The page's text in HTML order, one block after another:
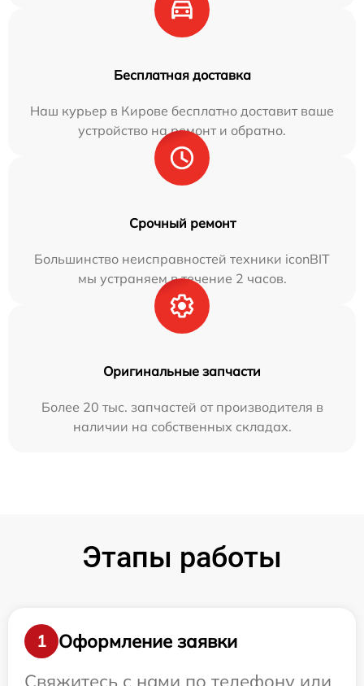
Бесплатная доставка
Наш курьер в Кирове бесплатно доставит ваше
устройство на ремонт и обратно.
Срочный ремонт
Большинство неисправностей техники iconBIT
мы устраняем в течение 2 часов.
Оригинальные запчасти
Более 20 тыс. запчастей от производителя в
наличии на собственных складах.
Этапы работы
1
Оформление заявки
Свяжитесь с нами по телефону или